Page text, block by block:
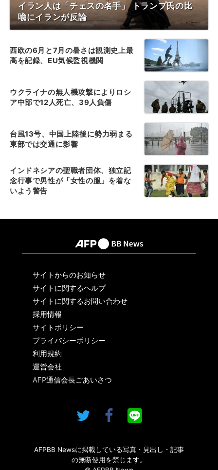
イラン人は「チェスの名手」 トランプ氏の比
喩にイランが反論
西欧の6月と7月の暑さは観測史上最
高を記録、EU気候監視機関
ウクライナの無人機攻撃によりロシ
ア中部で12人死亡、39人負傷
台風13号、中国上陸後に勢力弱まる
東部では交通に影響
インドネシアの聖職者団体、独立記
念行事で男性が「女性の服」を着な
いよう警告
サイトからのお知らせ
サイトに関するヘルプ
サイトに関するお問い合わせ
採用情報
サイトポリシー
プライバシーポリシー
利用規約
運営会社
AFP通信会長ごあいさつ
AFPBB Newsに掲載している写真・見出し・記事
の無断使用を禁じます。